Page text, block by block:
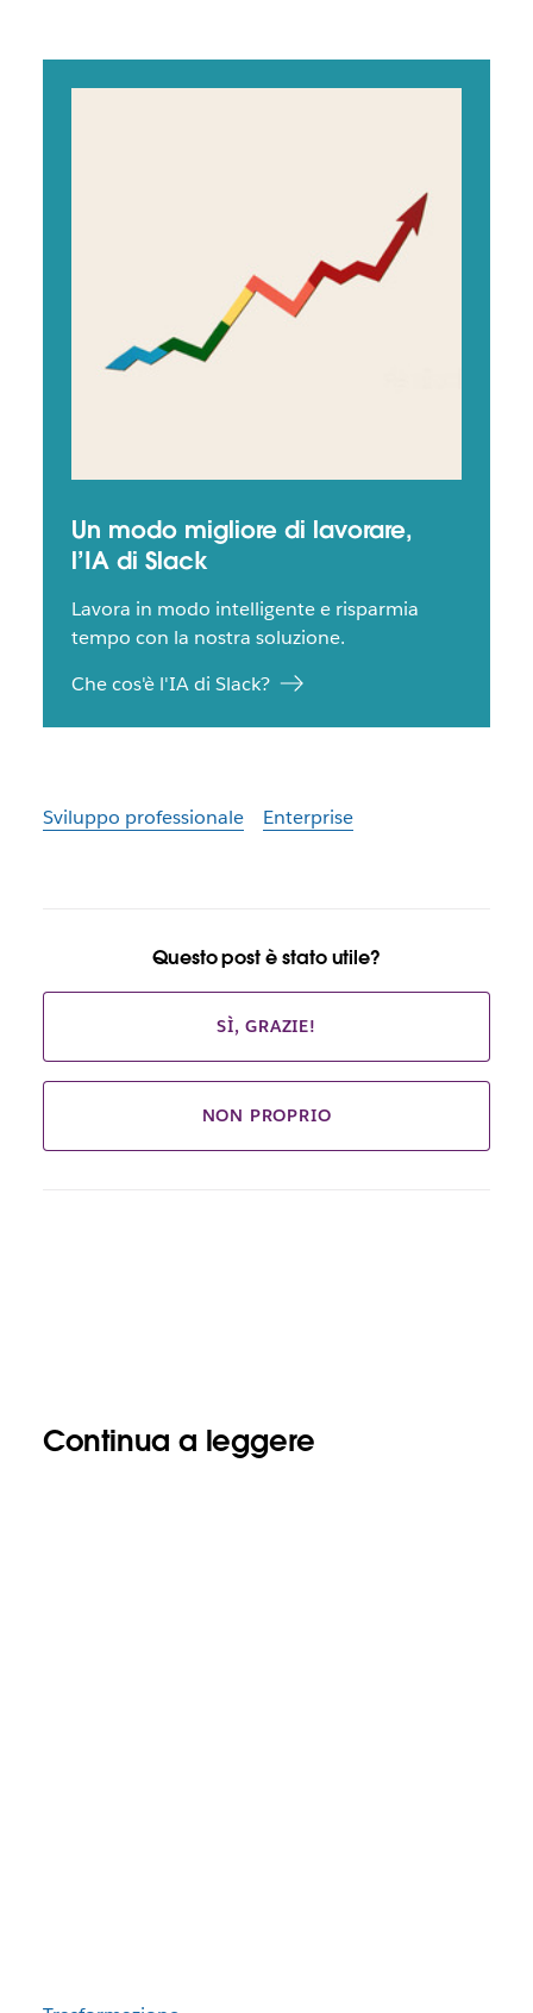
Un modo migliore di lavorare,
l’IA di Slack
Lavora in modo intelligente e risparmia
tempo con la nostra soluzione.
Che cos'è l'IA di Slack?
Sviluppo professionale Enterprise
Questo post è stato utile?
SÌ, GRAZIE!
NON PROPRIO
Continua a leggere